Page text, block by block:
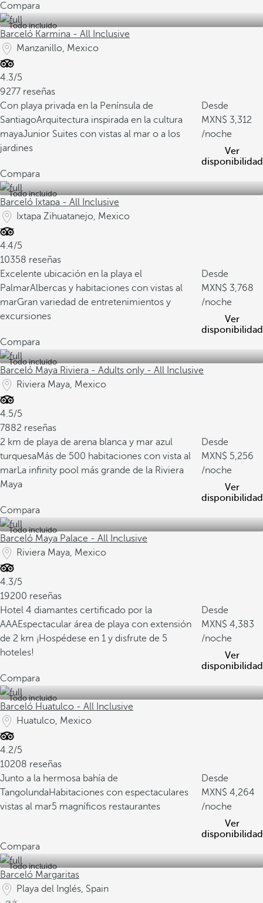
Compara
Todo incluido
Barceló Karmina - All Inclusive
Manzanillo, Mexico
4.3/5
9277 reseñas
Con playa privada en la Península de
SantiagoArquitectura inspirada en la cultura
mayaJunior Suites con vistas al mar o a los
jardines
Desde
3,312
/noche
Ver
disponibilidad
Compara
Todo incluido
Barceló Ixtapa - All Inclusive
Ixtapa Zihuatanejo, Mexico
4.4/5
10358 reseñas
Excelente ubicación en la playa el
PalmarAlbercas y habitaciones con vistas al
marGran variedad de entretenimientos y
excursiones
Desde
3,768
/noche
Ver
disponibilidad
Compara
Todo incluido
Barceló Maya Riviera - Adults only - All Inclusive
Riviera Maya, Mexico
4.5/5
7882 reseñas
2 km de playa de arena blanca y mar azul
turquesaMás de 500 habitaciones con vista al
marLa infinity pool más grande de la Riviera
Maya
Desde
5,256
/noche
Ver
disponibilidad
Compara
Todo incluido
Barceló Maya Palace - All Inclusive
Riviera Maya, Mexico
4.3/5
19200 reseñas
Hotel 4 diamantes certificado por la
AAAEspectacular área de playa con extensión
de 2 km ¡Hospédese en 1 y disfrute de 5
hoteles!
Desde
4,383
/noche
Ver
disponibilidad
Compara
Todo incluido
Barceló Huatulco - All Inclusive
Huatulco, Mexico
4.2/5
10208 reseñas
Junto a la hermosa bahía de
TangolundaHabitaciones con espectaculares
vistas al mar5 magníficos restaurantes
Desde
4,264
/noche
Ver
disponibilidad
Compara
Todo incluido
Barceló Margaritas
Playa del Inglés, Spain